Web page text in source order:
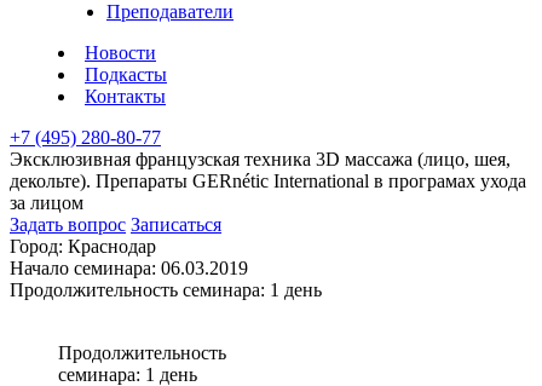
Преподаватели
Новости
Подкасты
Контакты
+7 (495) 280-80-77
Эксклюзивная французская техника 3D массажа (лицо, шея,
декольте). Препараты GERnétic International в програмах ухода
за лицом
Задать вопрос Записаться
Город: Краснодар
Начало семинара: 06.03.2019
Продолжительность семинара: 1 день
Продолжительность
семинара: 1 день